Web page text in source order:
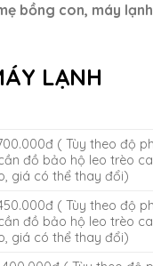
bồng con, máy
LẠNH
( Tùy theo độ
đồ bảo hộ leo trèo
giá có thể thay đổi)
( Tùy theo độ
đồ bảo hộ leo trèo
giá có thể thay đổi)